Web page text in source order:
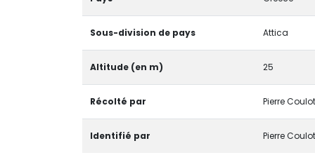
Sous-division de pays Attica
Altitude (en m) 25
Récolté par Pierre Coulot
Identifié par Pierre Coulot